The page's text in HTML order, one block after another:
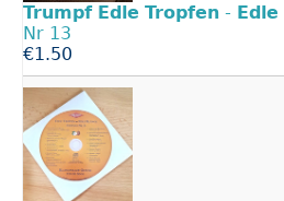
Trumpf Edle Tropfen - Edle
Nr 13
€1.50